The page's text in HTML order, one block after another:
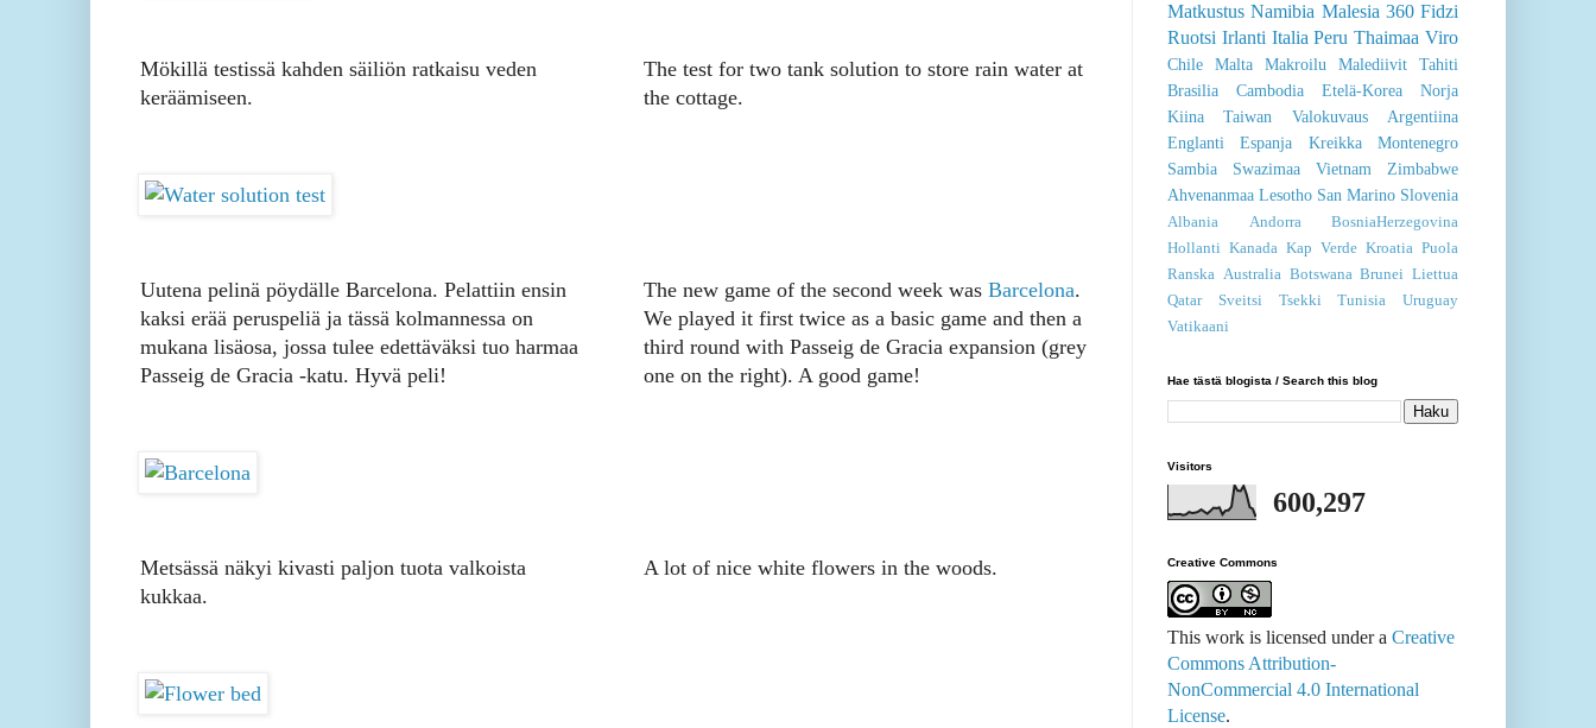
Mökillä testissä kahden säiliön ratkaisu veden
keräämiseen.
The test for two tank solution to store rain water at
the cottage.
Uutena pelinä pöydälle Barcelona. Pelattiin ensin
kaksi erää peruspeliä ja tässä kolmannessa on
mukana lisäosa, jossa tulee edettäväksi tuo harmaa
Passeig de Gracia -katu. Hyvä peli!
The new game of the second week was Barcelona.
We played it first twice as a basic game and then a
third round with Passeig de Gracia expansion (grey
one on the right). A good game!
Metsässä näkyi kivasti paljon tuota valkoista
kukkaa.
A lot of nice white flowers in the woods.
Matkustus Namibia Malesia 360 Fidzi
Ruotsi Irlanti Italia Peru Thaimaa Viro
Chile Malta Makroilu Malediivit
Tahiti
Brasilia
Cambodia Etelä-Korea
Norja
Kiina
Taiwan Valokuvaus
Argentiina
Englanti
Espanja Kreikka
Montenegro
Sambia
Swazimaa Vietnam
Zimbabwe
Ahvenanmaa Lesotho San Marino Slovenia
Albania Andorra
BosniaHerzegovina
Hollanti Kanada Kap Verde Kroatia Puola
Ranska Australia Botswana Brunei Liettua
Qatar
Sveitsi Tsekki Tunisia
Uruguay
Vatikaani
Hae tästä blogista / Search this blog
Visitors
600,297
Creative Commons
This work is licensed under a Creative
Commons Attribution-
NonCommercial 4.0 International
License.